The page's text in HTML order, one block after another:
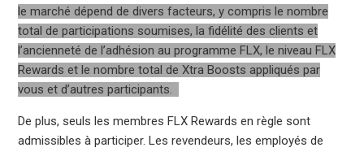
le marché dépend de divers facteurs, y compris le nombre
total de participations soumises, la fidélité des clients et
l’ancienneté de l’adhésion au programme FLX, le niveau FLX
Rewards et le nombre total de Xtra Boosts appliqués par
vous et d’autres participants.
De plus, seuls les membres FLX Rewards en règle sont
admissibles à participer. Les revendeurs, les employés de